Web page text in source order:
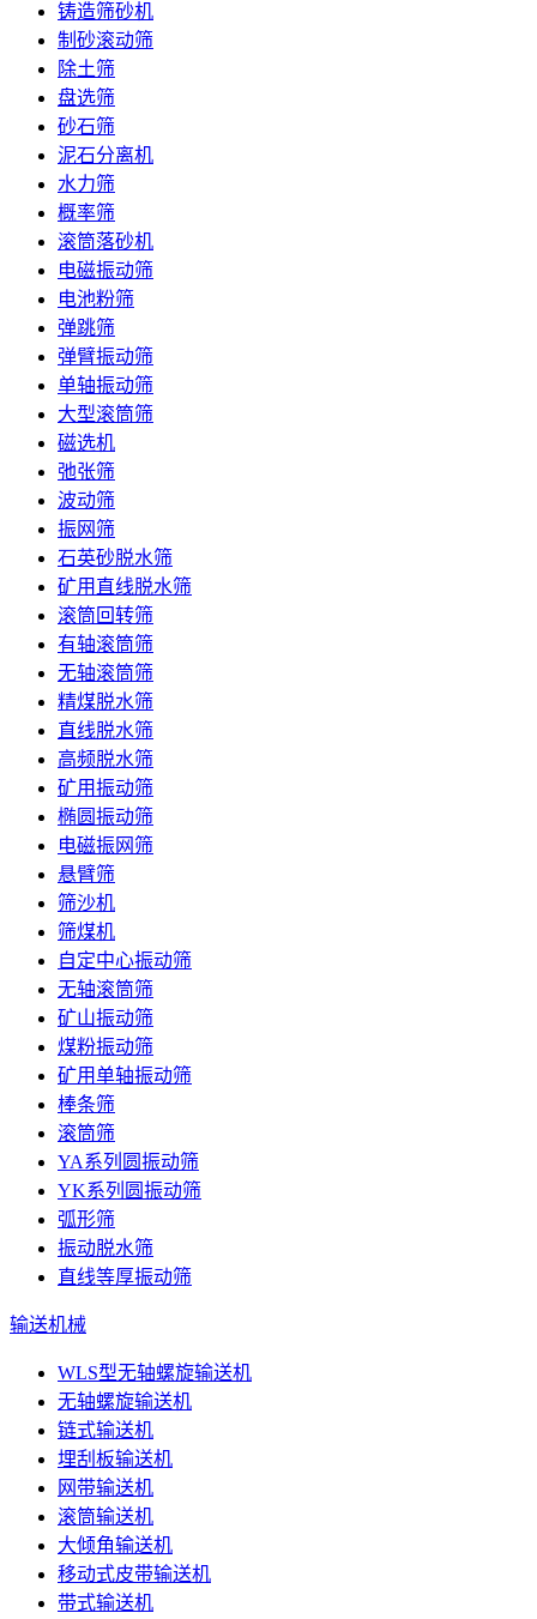
铸造筛砂机
制砂滚动筛
除土筛
盘选筛
砂石筛
泥石分离机
水力筛
概率筛
滚筒落砂机
电磁振动筛
电池粉筛
弹跳筛
弹臂振动筛
单轴振动筛
大型滚筒筛
磁选机
弛张筛
波动筛
振网筛
石英砂脱水筛
矿用直线脱水筛
滚筒回转筛
有轴滚筒筛
无轴滚筒筛
精煤脱水筛
直线脱水筛
高频脱水筛
矿用振动筛
椭圆振动筛
电磁振网筛
悬臂筛
筛沙机
筛煤机
自定中心振动筛
无轴滚筒筛
矿山振动筛
煤粉振动筛
矿用单轴振动筛
棒条筛
滚筒筛
YA系列圆振动筛
YK系列圆振动筛
弧形筛
振动脱水筛
直线等厚振动筛
输送机械
WLS型无轴螺旋输送机
无轴螺旋输送机
链式输送机
埋刮板输送机
网带输送机
滚筒输送机
大倾角输送机
移动式皮带输送机
带式输送机